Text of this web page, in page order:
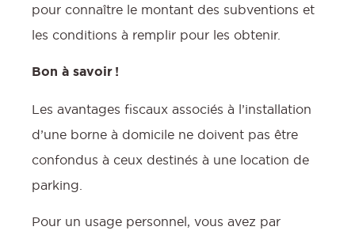
pour connaître le montant des subventions et
les conditions à remplir pour les obtenir.
Bon à savoir !
Les avantages fiscaux associés à l’installation
d’une borne à domicile ne doivent pas être
confondus à ceux destinés à une location de
parking.
Pour un usage personnel, vous avez par